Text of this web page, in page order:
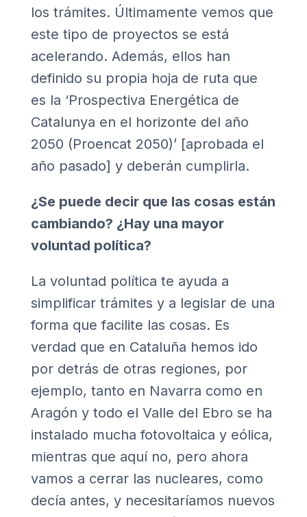
los trámites. Últimamente vemos que
este tipo de proyectos se está
acelerando. Además, ellos han
definido su propia hoja de ruta que
es la ‘Prospectiva Energética de
Catalunya en el horizonte del año
2050 (Proencat 2050)’ [aprobada el
año pasado] y deberán cumplirla.
¿Se puede decir que las cosas están
cambiando? ¿Hay una mayor
voluntad política?
La voluntad política te ayuda a
simplificar trámites y a legislar de una
forma que facilite las cosas. Es
verdad que en Cataluña hemos ido
por detrás de otras regiones, por
ejemplo, tanto en Navarra como en
Aragón y todo el Valle del Ebro se ha
instalado mucha fotovoltaica y eólica,
mientras que aquí no, pero ahora
vamos a cerrar las nucleares, como
decía antes, y necesitaríamos nuevos